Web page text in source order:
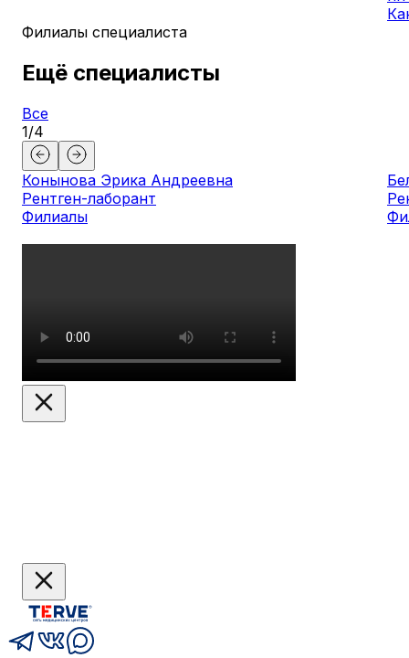
Филиалы специалиста
Ещё специалисты
Все
1/4
Конынова Эрика Андреевна
Рентген-лаборант
Филиалы